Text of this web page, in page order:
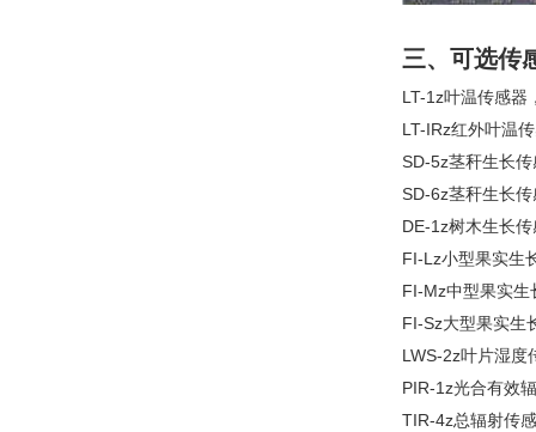
三、可选传
LT-1z叶温传感器
LT-IRz红外叶温
SD-5z茎秆生长
SD-6z茎秆生长
DE-1z树木生长
FI-Lz小型果实生
FI-Mz中型果实生
FI-Sz大型果实生
LWS-2z叶片湿度
PIR-1z光合有效
TIR-4z总辐射传